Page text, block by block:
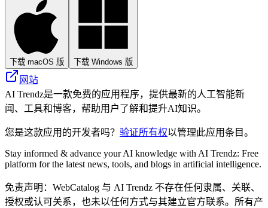
下载 macOS 版 下载 Windows 版
网站
AI Trendz是一款免费的应用程序，提供最新的人工智能新
闻、工具和博客，帮助用户了解和提升AI知识。
您是这款应用的开发者吗？ 验证所有权以管理此应用条目。
Stay informed & advance your AI knowledge with AI Trendz: Free
platform for the latest news, tools, and blogs in artificial intelligence.
免责声明：WebCatalog 与 AI Trendz 不存在任何隶属、关联、
授权或认可关系，也未以任何方式与其建立官方联系。所有产